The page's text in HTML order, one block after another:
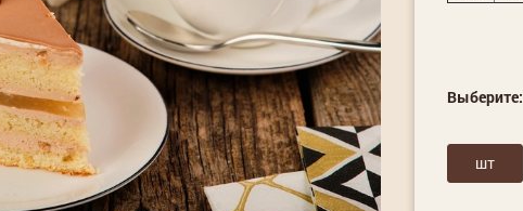
Выберите:
шт